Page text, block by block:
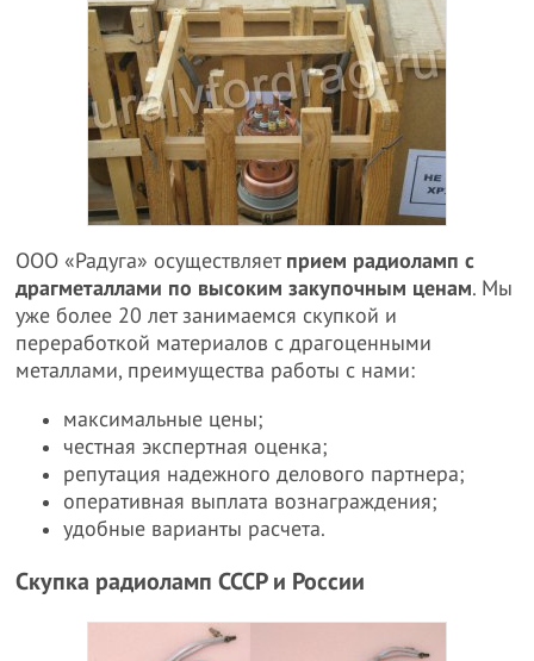
ООО «Радуга» осуществляет прием радиоламп с
драгметаллами по высоким закупочным ценам. Мы
уже более 20 лет занимаемся скупкой и
переработкой материалов с драгоценными
металлами, преимущества работы с нами:
максимальные цены;
честная экспертная оценка;
репутация надежного делового партнера;
оперативная выплата вознаграждения;
удобные варианты расчета.
Скупка радиоламп СССР и России